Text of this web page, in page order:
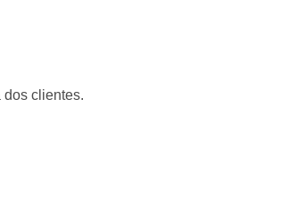
dos clientes.